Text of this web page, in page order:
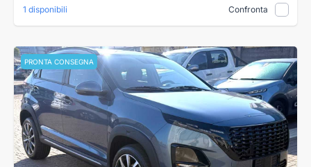
1 disponibili Confronta
PRONTA CONSEGNA